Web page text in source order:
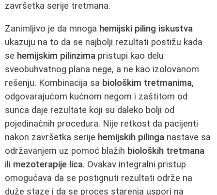
završetka serije tretmana.
Zanimljivo je da mnoga hemijski piling iskustva
ukazuju na to da se najbolji rezultati postižu kada
se hemijskim pilinzima pristupi kao delu
sveobuhvatnog plana nege, a ne kao izolovanom
rešenju. Kombinacija sa biološkim tretmanima,
odgovarajućom kućnom negom i zaštitom od
sunca daje rezultate koji su daleko bolji od
pojedinačnih procedura. Nije retkost da pacijenti
nakon završetka serije hemijskih pilinga nastave sa
održavanjem uz pomoć blažih bioloških tretmana
ili mezoterapije lica. Ovakav integralni pristup
omogućava da se postignuti rezultati održe na
duže staze i da se proces starenja uspori na